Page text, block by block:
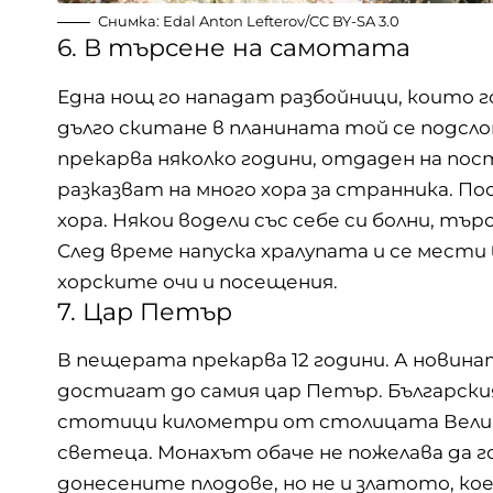
Снимка: Edal Anton Lefterov/CC BY-SA 3.0
6. В търсене на самотата
Една нощ го нападат разбойници, които
дълго скитане в планината той се
прекарва няколко години, отдаден на
разказват на много хора за странника.
хора. Някои водели със себе си болни,
След време напуска хралупата и се
хорските очи и посещения.
7. Цар Петър
В пещерата прекарва 12 години. А
достигат до самия цар Петър.
стотици километри от столицата
светеца. Монахът обаче не пожелава да
донесените плодове, но не и златото,